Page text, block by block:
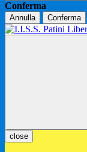
Conferma
Annulla Conferma
close